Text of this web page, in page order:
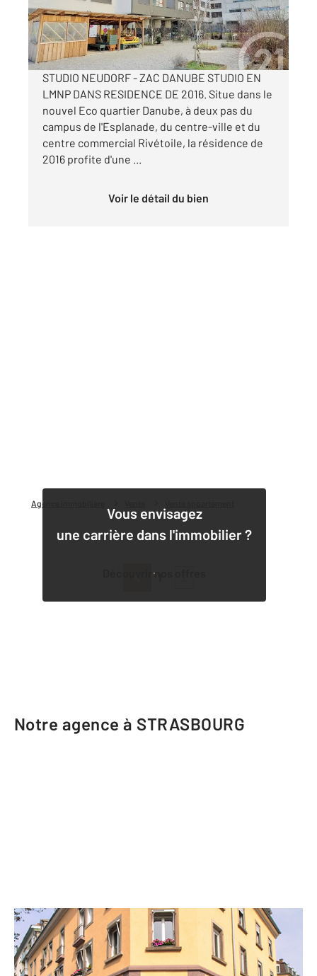
Agence immobilière
82 550 €
Visiter le site dédié
STUDIO NEUDORF - ZAC DANUBE STUDIO EN
LMNP DANS RESIDENCE DE 2016. Situe dans le
nouvel Eco quartier Danube, à deux pas du
campus de l'Esplanade, du centre-ville et du
centre commercial Rivétoile, la résidence de
2016 profite d'une ...
Voir le détail du bien
Vous envisagez
une carrière dans l'immobilier ?
Découvrir nos offres
Notre agence à STRASBOURG
CENTURY 21 Etoile
69 Route du Polygone